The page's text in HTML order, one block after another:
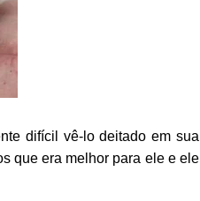
difícil vê-lo deitado em sua
que era melhor para ele e ele